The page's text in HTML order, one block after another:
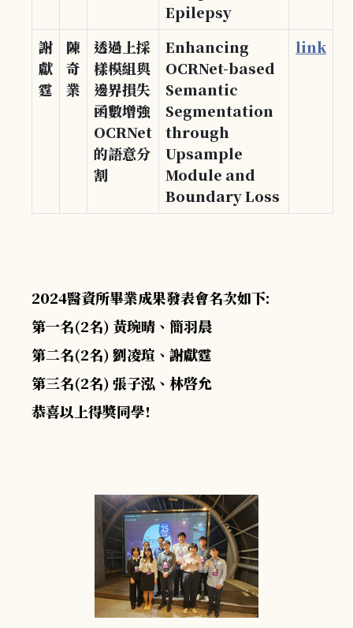
Epilepsy
謝
獻
霆
陳
奇
業
透過上採
樣模組與
邊界損失
函數增強
OCRNet
的語意分
割
Enhancing
OCRNet-based
Semantic
Segmentation
through
Upsample
Module and
Boundary Loss
link
2024醫資所畢業成果發表會名次如下:
第一名(2名) 黃琬晴、簡羽晨
第二名(2名) 劉凌瑄、謝獻霆
第三名(2名) 張子泓、林啓允
恭喜以上得獎同學!